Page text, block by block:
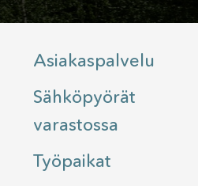
Asiakaspalvelu
Sähköpyörät
varastossa
Työpaikat